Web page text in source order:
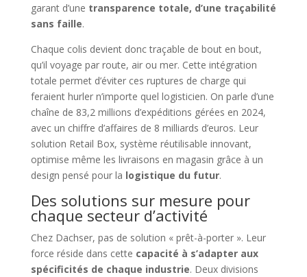
garant d’une transparence totale, d’une traçabilité
sans faille.
Chaque colis devient donc traçable de bout en bout,
qu’il voyage par route, air ou mer. Cette intégration
totale permet d’éviter ces ruptures de charge qui
feraient hurler n’importe quel logisticien. On parle d’une
chaîne de 83,2 millions d’expéditions gérées en 2024,
avec un chiffre d’affaires de 8 milliards d’euros. Leur
solution Retail Box, système réutilisable innovant,
optimise même les livraisons en magasin grâce à un
design pensé pour la logistique du futur.
Des solutions sur mesure pour
chaque secteur d’activité
Chez Dachser, pas de solution « prêt-à-porter ». Leur
force réside dans cette capacité à s’adapter aux
spécificités de chaque industrie. Deux divisions